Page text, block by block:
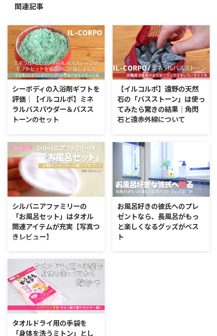
関連記事
シーボディの入浴剤ギフトを
評価｜【イルコルポ】ミネ
ラルバスパウダー＆バスス
トーンのセット
ます お風呂は一日の中でも癒し
の時間ですよね。 心と身体を綺
麗にするためにも、この時間を大
切にしている方は多いものです。
今回はバスタイムをより上質なも
のに進化させることができるアイ
テムを紹介します。 それが、IL-
CORPO（イルコルポ）の入浴剤
なのです。 IL-CORPO（イルコル
ポ）とはどんなブランド 今回紹
介するギフト向けにも使える素敵
ィ）という会社のなかでもボディ
ケアを主力商品とするブランドの
イルコルポのものになります。
シーボディは ...
【イルコルポ】遠野の天然
石の「バスストーン」は使っ
てみたら驚きの結果｜角閃
石と遠赤外線について
ます 最近ギフト用に取り寄せた
SiBODYのIL-CORPO（イルコル
ポ）の入浴剤セット。 入浴剤も
天然の塩が使われて素敵なのです
が、ミネラルバスストーンが使っ
てみてすごかったのです。 今回
は使われている天然石「遠野の角
閃石」について、実はすごいもの
だとわかったのでお伝えしていこ
うと思います。 遠野角閃石とは
遠野角閃石とは、岩手県遠野市で
シルバニアファミリーの
「お風呂セット」はタオル
関連アイテムが充実【写真つ
きレビュー】
ミリーの基本セットを誕生日プレ
ゼントに渡してからというもの、
我が家ではいつもおままごとが繰
り広げられています。 最初に買
ってあげたのはこのセット。 シ
ルバニアファミリー おうち 【赤
い屋根の大きなお家】 ハー51
created by Rinker エポック
お風呂好きの彼氏へのプレ
ゼントなら、長風呂がもっ
と楽しくなるグッズがベス
ト
タオルドライ用の手袋を
「身体を洗うミトン」とし